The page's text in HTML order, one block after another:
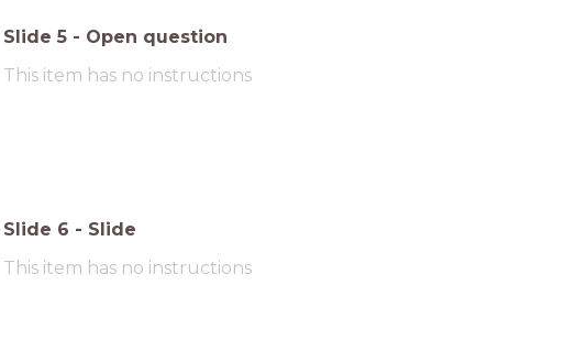
Slide 5 - Open question
This item has no instructions
Slide 6 - Slide
This item has no instructions